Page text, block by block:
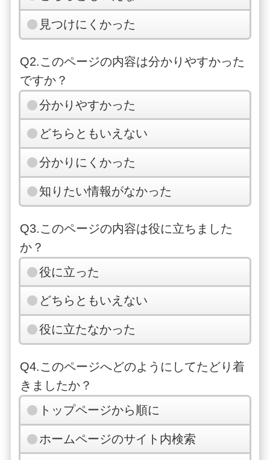
見つけにくかった
Q2.このページの内容は分かりやすかった
ですか？
分かりやすかった
どちらともいえない
分かりにくかった
知りたい情報がなかった
Q3.このページの内容は役に立ちました
か？
役に立った
どちらともいえない
役に立たなかった
Q4.このページへどのようにしてたどり着
きましたか？
トップページから順に
ホームページのサイト内検索